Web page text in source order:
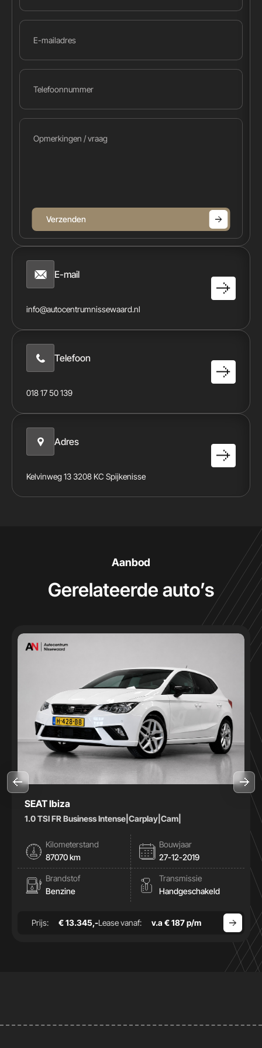
Verzenden
E-mail
info@autocentrumnissewaard.nl
Telefoon
018 17 50 139
Adres
Kelvinweg 13 3208 KC Spijkenisse
Aanbod
Gerelateerde auto’s
SEAT Ibiza
1.0 TSI FR Business Intense|Carplay|Cam|
Kilometerstand
87070 km
Bouwjaar
27-12-2019
Brandstof
Benzine
Transmissie
Handgeschakeld
Prijs: € 13.345,-Lease vanaf: v.a € 187 p/m